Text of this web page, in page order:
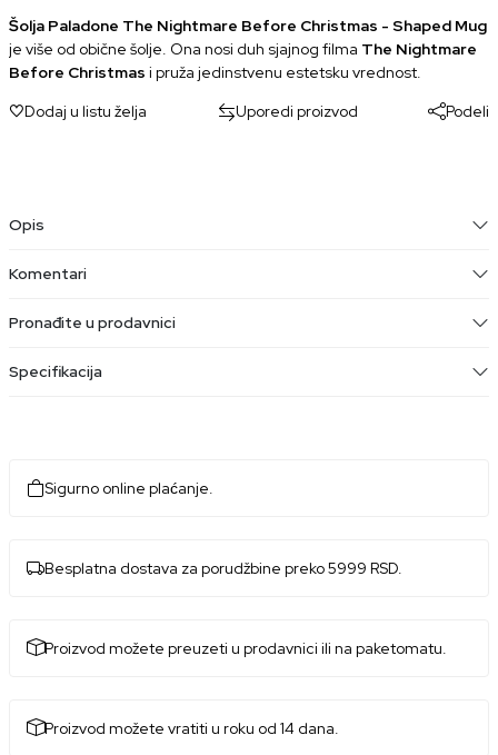
Šolja Paladone The Nightmare Before Christmas - Shaped Mug
je više od obične šolje. Ona nosi duh sjajnog filma The Nightmare
Before Christmas i pruža jedinstvenu estetsku vrednost.
Dodaj u listu želja
Uporedi proizvod Podeli
Opis
Komentari
Pronađite u prodavnici
Specifikacija
Sigurno online plaćanje.
Besplatna dostava za porudžbine preko 5999 RSD.
Proizvod možete preuzeti u prodavnici ili na paketomatu.
Proizvod možete vratiti u roku od 14 dana.